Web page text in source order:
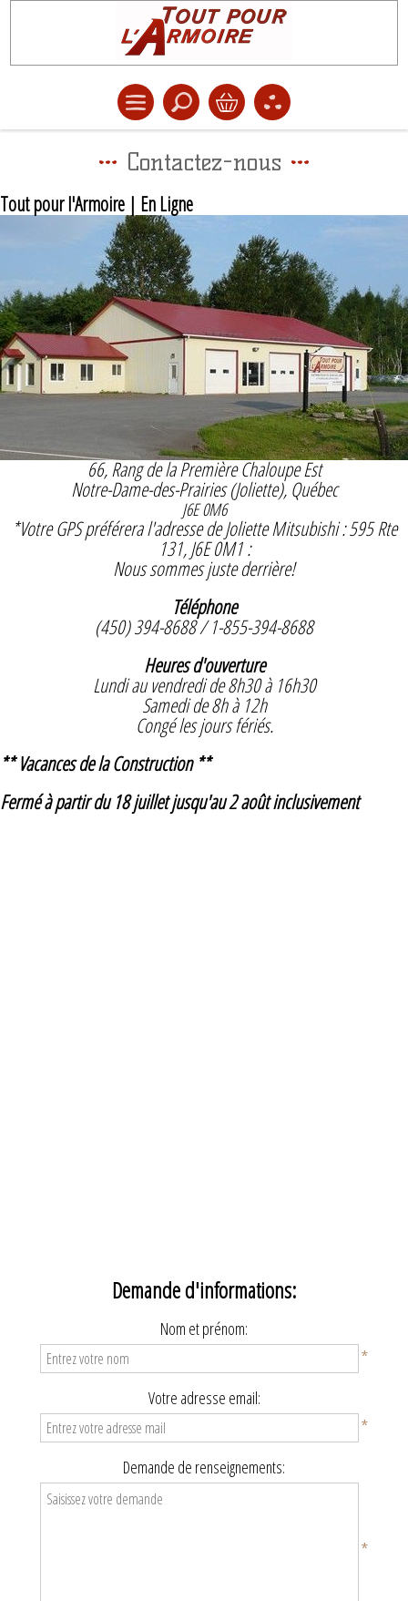
Contactez-nous
Tout pour l'Armoire | En Ligne
66, Rang de la Première Chaloupe Est
Notre-Dame-des-Prairies (Joliette), Québec
J6E 0M6
*Votre GPS préférera l'adresse de Joliette Mitsubishi : 595 Rte
131, J6E 0M1 :
Nous sommes juste derrière!
Téléphone
(450) 394-8688 / 1-855-394-8688
Heures d'ouverture
Lundi au vendredi de 8h30 à 16h30
Samedi de 8h à 12h
Congé les jours fériés.
** Vacances de la Construction **
Fermé à partir du 18 juillet jusqu'au 2 août inclusivement
Demande d'informations:
Nom et prénom:
*
Votre adresse email:
*
Demande de renseignements:
*